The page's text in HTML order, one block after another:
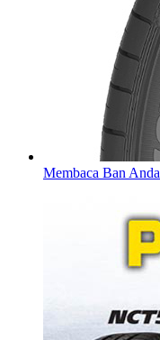
Membaca Ban Anda